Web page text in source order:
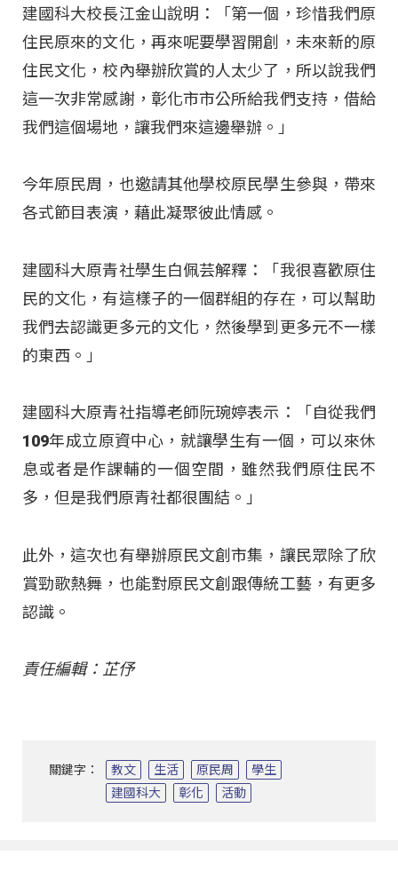
建國科大校長江金山說明：「第一個，珍惜我們原
住民原來的文化，再來呢要學習開創，未來新的原
住民文化，校內舉辦欣賞的人太少了，所以說我們
這一次非常感謝，彰化市市公所給我們支持，借給
我們這個場地，讓我們來這邊舉辦。」
今年原民周，也邀請其他學校原民學生參與，帶來
各式節目表演，藉此凝聚彼此情感。
建國科大原青社學生白佩芸解釋：「我很喜歡原住
民的文化，有這樣子的一個群組的存在，可以幫助
我們去認識更多元的文化，然後學到更多元不一樣
的東西。」
建國科大原青社指導老師阮琬婷表示：「自從我們
109年成立原資中心，就讓學生有一個，可以來休
息或者是作課輔的一個空間，雖然我們原住民不
多，但是我們原青社都很團結。」
此外，這次也有舉辦原民文創市集，讓民眾除了欣
賞勁歌熱舞，也能對原民文創跟傳統工藝，有更多
認識。
責任編輯：芷伃
關鍵字： 教文 生活 原民周
學生
建國科大
彰化 活動